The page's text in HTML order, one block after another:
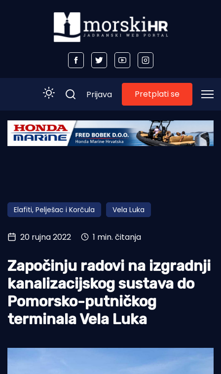
Početna
Obala
Otoci
Turizam i nautika
Pomorstvo
Ribolov
Ekologija
Tradicija i kultura
Prijava Pretplati se
Elafiti, Pelješac i Korčula Vela Luka
20 rujna 2022 1 min. čitanja
Započinju radovi na izgradnji
kanalizacijskog sustava do
Pomorsko-putničkog
terminala Vela Luka